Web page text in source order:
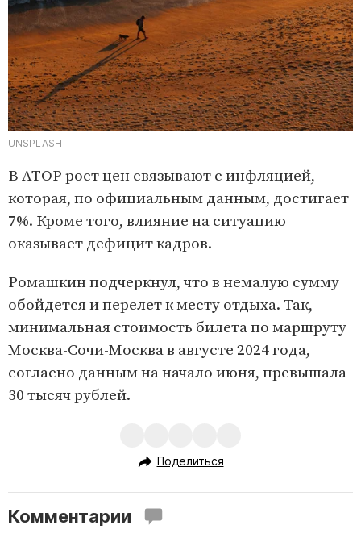
UNSPLASH
В АТОР рост цен связывают с инфляцией,
которая, по официальным данным, достигает
7%. Кроме того, влияние на ситуацию
оказывает дефицит кадров.
Ромашкин подчеркнул, что в немалую сумму
обойдется и перелет к месту отдыха. Так,
минимальная стоимость билета по маршруту
Москва-Сочи-Москва в августе 2024 года,
согласно данным на начало июня, превышала
30 тысяч рублей.
Поделиться
Комментарии